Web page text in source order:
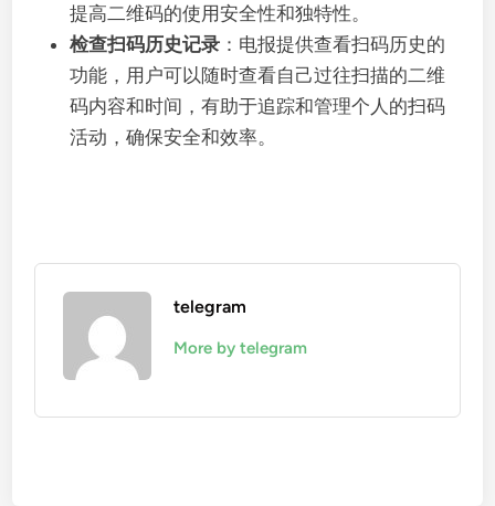
提高二维码的使用安全性和独特性。
检查扫码历史记录 ：电报提供查看扫码历史的
功能，用户可以随时查看自己过往扫描的二维
码内容和时间，有助于追踪和管理个人的扫码
活动，确保安全和效率。
telegram
More by telegram